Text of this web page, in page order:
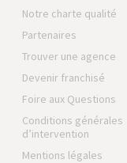
Notre charte qualité
Partenaires
Trouver une agence
Devenir franchisé
Foire aux Questions
Conditions générales
d’intervention
Mentions légales